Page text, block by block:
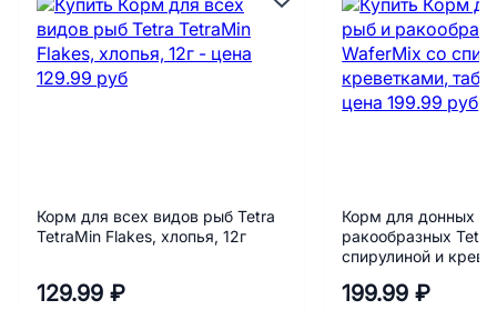
Корм для всех видов рыб Tetra
TetraMin Flakes, хлопья, 12г
129.99 ₽
Корм для донных
ракообразных
спирулиной и
199.99 ₽